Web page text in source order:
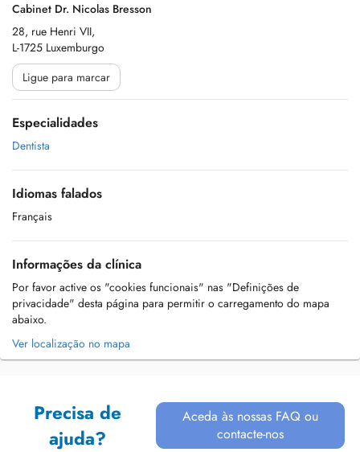
Cabinet Dr. Nicolas Bresson
28, rue Henri VII,
L-1725 Luxemburgo
Ligue para marcar
Especialidades
Dentista
Idiomas falados
Français
Informações da clínica
Por favor active os "cookies funcionais" nas "Definições de
privacidade" desta página para permitir o carregamento do mapa
abaixo.
Ver localização no mapa
Precisa de
ajuda?
Aceda às nossas FAQ ou
contacte-nos